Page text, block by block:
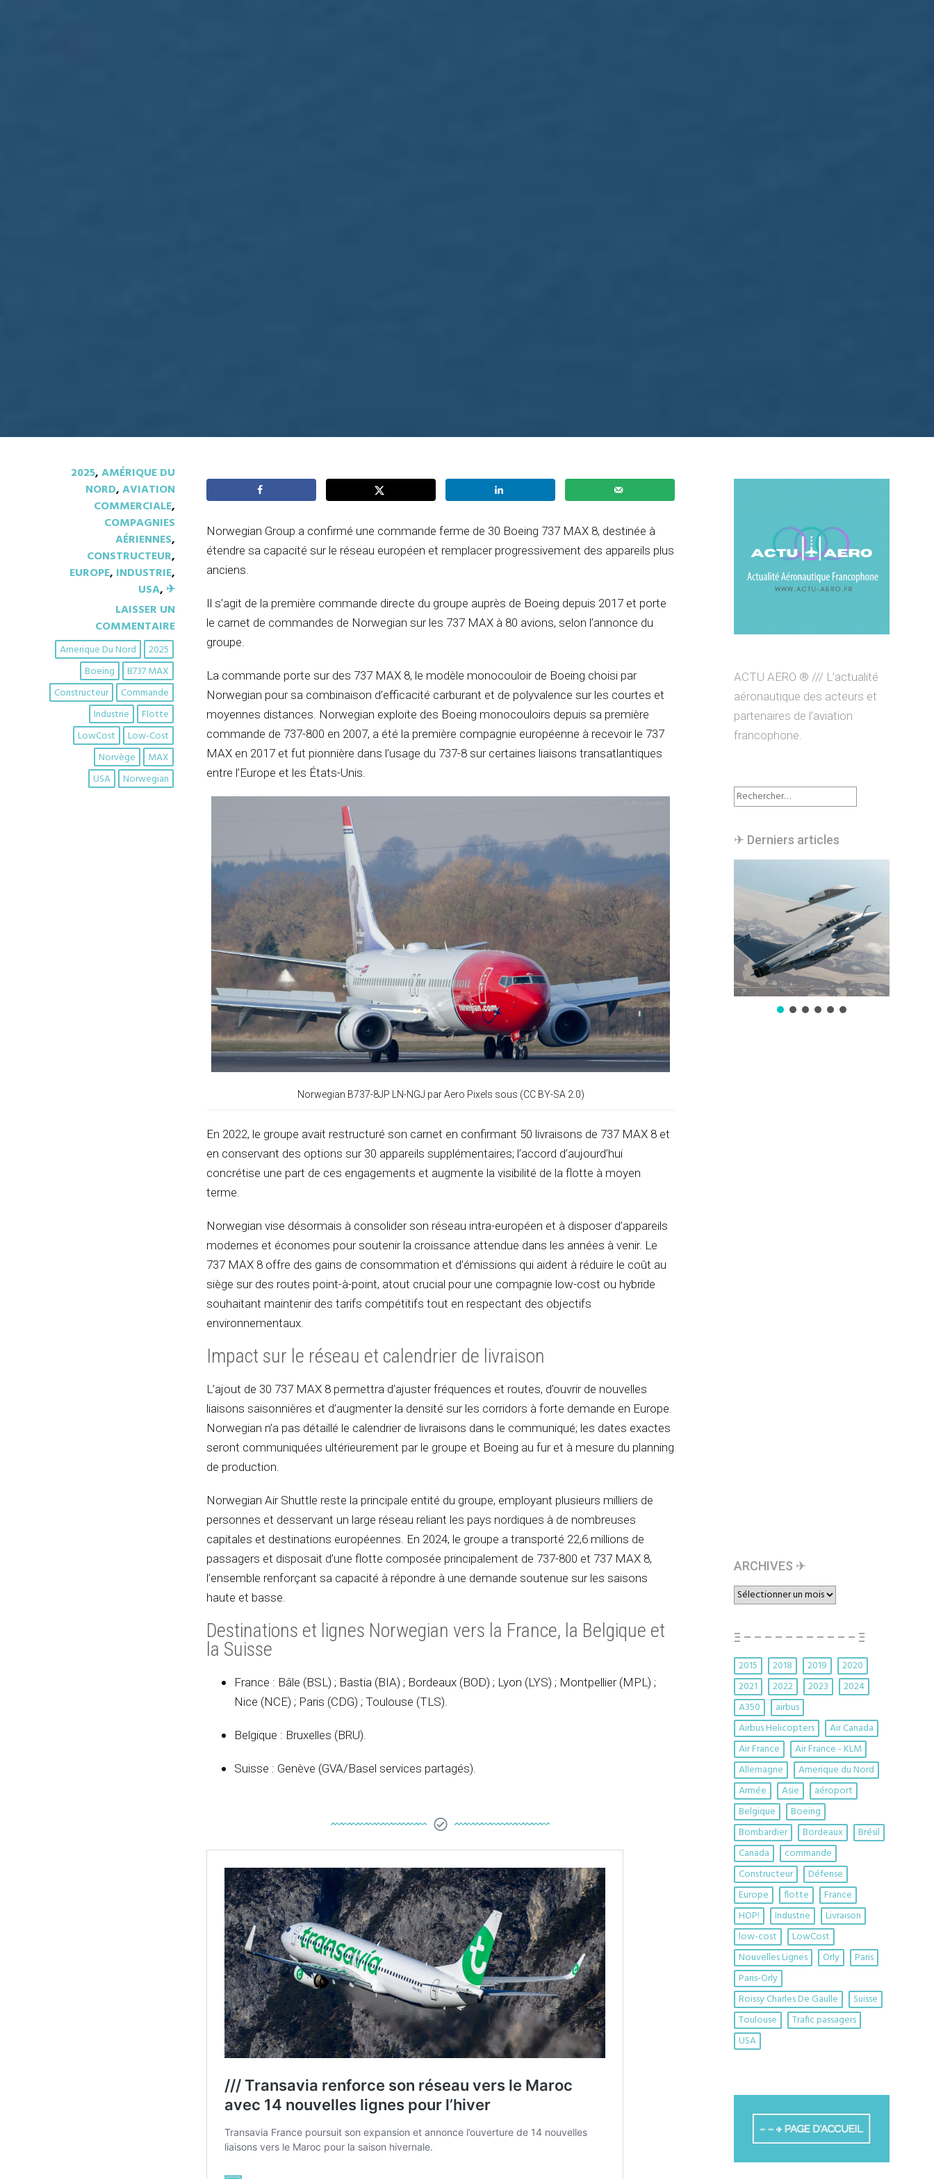
2025,AMÉRIQUE DU
NORD,AVIATION
COMMERCIALE,
COMPAGNIES
AÉRIENNES,
CONSTRUCTEUR,
EUROPE, INDUSTRIE,
USA, ✈︎
LAISSER UN
COMMENTAIRE
2025
Amerique Du Nord
B737 MAX
Boeing
Commande
Constructeur
Flotte
Industrie
Low-Cost
LowCost
MAX
Norvège
Norwegian
USA
Norwegian Group a confirmé une commande ferme de 30 Boeing 737 MAX 8, destinée à
étendre sa capacité sur le réseau européen et remplacer progressivement des appareils plus
anciens.
Il s’agit de la première commande directe du groupe auprès de Boeing depuis 2017 et porte
le carnet de commandes de Norwegian sur les 737 MAX à 80 avions, selon l’annonce du
groupe.
La commande porte sur des 737 MAX 8, le modèle monocouloir de Boeing choisi par
Norwegian pour sa combinaison d’efficacité carburant et de polyvalence sur les courtes et
moyennes distances. Norwegian exploite des Boeing monocouloirs depuis sa première
commande de 737-800 en 2007, a été la première compagnie européenne à recevoir le 737
MAX en 2017 et fut pionnière dans l’usage du 737-8 sur certaines liaisons transatlantiques
entre l’Europe et les États-Unis.
Norwegian B737-8JP LN-NGJ par Aero Pixels sous (CC BY-SA 2.0)
En 2022, le groupe avait restructuré son carnet en confirmant 50 livraisons de 737 MAX 8 et
en conservant des options sur 30 appareils supplémentaires; l’accord d’aujourd’hui
concrétise une part de ces engagements et augmente la visibilité de la flotte à moyen
terme.
Norwegian vise désormais à consolider son réseau intra-européen et à disposer d’appareils
modernes et économes pour soutenir la croissance attendue dans les années à venir. Le
737 MAX 8 offre des gains de consommation et d’émissions qui aident à réduire le coût au
siège sur des routes point-à-point, atout crucial pour une compagnie low-cost ou hybride
souhaitant maintenir des tarifs compétitifs tout en respectant des objectifs
environnementaux.
Impact sur le réseau et calendrier de livraison
L’ajout de 30 737 MAX 8 permettra d’ajuster fréquences et routes, d’ouvrir de nouvelles
liaisons saisonnières et d’augmenter la densité sur les corridors à forte demande en Europe.
Norwegian n’a pas détaillé le calendrier de livraisons dans le communiqué; les dates exactes
seront communiquées ultérieurement par le groupe et Boeing au fur et à mesure du planning
de production.
Norwegian Air Shuttle reste la principale entité du groupe, employant plusieurs milliers de
personnes et desservant un large réseau reliant les pays nordiques à de nombreuses
capitales et destinations européennes. En 2024, le groupe a transporté 22,6 millions de
passagers et disposait d’une flotte composée principalement de 737-800 et 737 MAX 8,
l’ensemble renforçant sa capacité à répondre à une demande soutenue sur les saisons
haute et basse.
Destinations et lignes Norwegian vers la France, la Belgique et
la Suisse
France : Bâle (BSL) ; Bastia (BIA) ; Bordeaux (BOD) ; Lyon (LYS) ; Montpellier (MPL) ;
Nice (NCE) ; Paris (CDG) ; Toulouse (TLS).
Belgique : Bruxelles (BRU).
Suisse : Genève (GVA/Basel services partagés).
ACTU AERO ® /// L’actualité
aéronautique des acteurs et
partenaires de l’aviation
francophone.
Rechercher :
✈︎ Derniers articles
ARCHIVES ✈︎
ARCHIVES
✈︎
Ξ – – – – – – – – – – – Ξ
2015 2018 2019
2020
2021
2022 2023
2024
A350
airbus
Airbus Helicopters
Air Canada
Air France
Air France - KLM
Allemagne
Amerique du Nord
Armée
Asie
aéroport
Belgique
Boeing
Bombardier
Bordeaux
Brésil
Canada
commande
Constructeur
Défense
Europe
flotte
France
HOP!
Industrie
Livraison
low-cost
LowCost
Nouvelles Lignes
Orly
Paris
Paris-Orly
Roissy Charles De Gaulle
Suisse
Toulouse
Trafic passagers
USA